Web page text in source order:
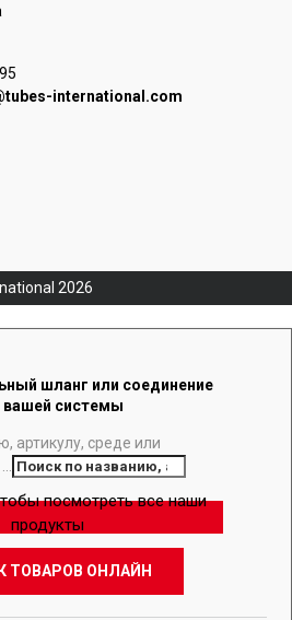
international.com
2026
шланг или соединение
вашей системы
артикулу, среде или
посмотреть все наши
продукты
ТОВАРОВ ОНЛАЙН